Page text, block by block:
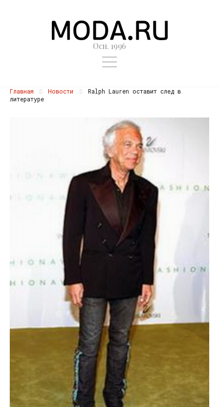
Осн. 1996
Главная Новости
Ralph Lauren оставит след в
литературе